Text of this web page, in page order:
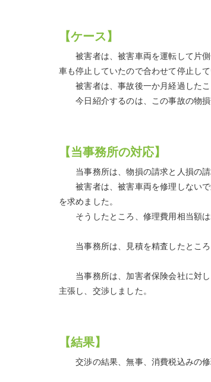
【ケース】
被害者は、被害車両を運転して片側
車も停止していたので合わせて停止し
被害者は、事故後一か月経過したこ
今日紹介するのは、この事故の物損
【当事務所の対応】
当事務所は、物損の請求と人損の請
被害者は、被害車両を修理しないで
を求めました。
そうしたところ、修理費用相当額は
当事務所は、見積を精査したところ
当事務所は、加害者保険会社に対し
主張し、交渉しました。
【結果】
交渉の結果、無事、消費税込みの修